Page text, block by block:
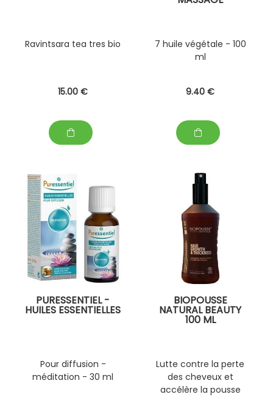
Ravintsara tea tres bio
15.00 €
7 huile végétale - 100
ml
9.40 €
PURESSENTIEL -
HUILES ESSENTIELLES
Pour diffusion -
méditation - 30 ml
BIOPOUSSE
NATURAL BEAUTY
100 ML
Lutte contre la perte
des cheveux et
accélère la pousse